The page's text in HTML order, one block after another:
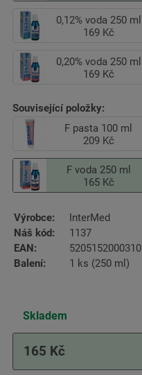
0,12% voda 250 ml
169 Kč
0,20% voda 250 ml
169 Kč
Související položky:
F pasta 100 ml
209 Kč
F voda 250 ml
165 Kč
Výrobce:
InterMed
Náš kód:
1137
EAN:
5205152000310
Balení:
1 ks (250 ml)
Skladem
165 Kč